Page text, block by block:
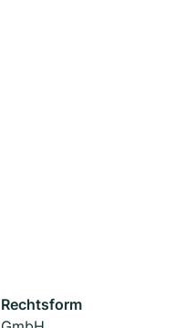
Rechtsform